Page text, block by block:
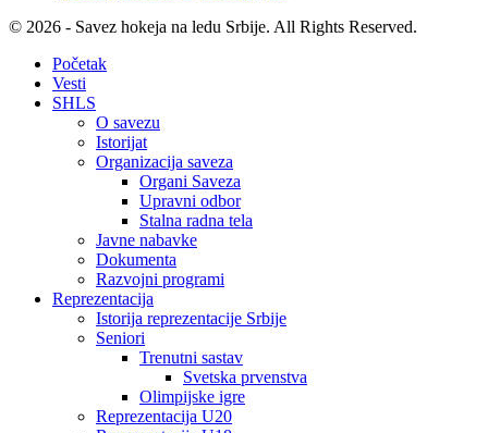
© 2026 - Savez hokeja na ledu Srbije. All Rights Reserved.
Početak
Vesti
SHLS
O savezu
Istorijat
Organizacija saveza
Organi Saveza
Upravni odbor
Stalna radna tela
Javne nabavke
Dokumenta
Razvojni programi
Reprezentacija
Istorija reprezentacije Srbije
Seniori
Trenutni sastav
Svetska prvenstva
Olimpijske igre
Reprezentacija U20